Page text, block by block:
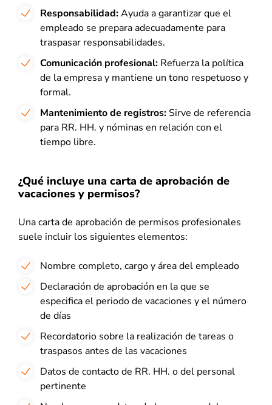
Responsabilidad:Ayuda a garantizar que el
empleado se prepara adecuadamente para
traspasar responsabilidades.
Comunicación profesional: Refuerza la política
de la empresa y mantiene un tono respetuoso y
formal.
Mantenimiento de registros: Sirve de referencia
para RR. HH. y nóminas en relación con el
tiempo libre.
¿Qué incluye una carta de aprobación de
vacaciones y permisos?
Una carta de aprobación de permisos profesionales
suele incluir los siguientes elementos:
Nombre completo, cargo y área del empleado
Declaración de aprobación en la que se
especifica el periodo de vacaciones y el número
de días
Recordatorio sobre la realización de tareas o
traspasos antes de las vacaciones
Datos de contacto de RR. HH. o del personal
pertinente